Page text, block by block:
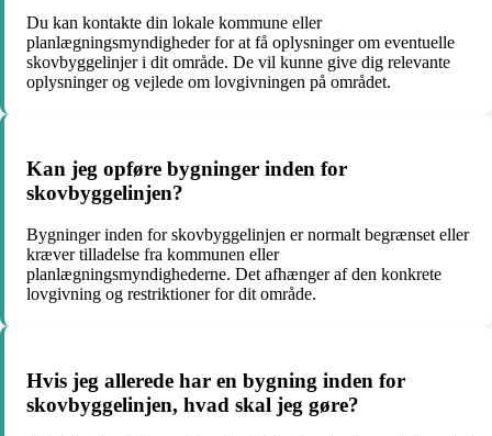
Du kan kontakte din lokale kommune eller
planlægningsmyndigheder for at få oplysninger om eventuelle
skovbyggelinjer i dit område. De vil kunne give dig relevante
oplysninger og vejlede om lovgivningen på området.
Kan jeg opføre bygninger inden for
skovbyggelinjen?
Bygninger inden for skovbyggelinjen er normalt begrænset eller
kræver tilladelse fra kommunen eller
planlægningsmyndighederne. Det afhænger af den konkrete
lovgivning og restriktioner for dit område.
Hvis jeg allerede har en bygning inden for
skovbyggelinjen, hvad skal jeg gøre?